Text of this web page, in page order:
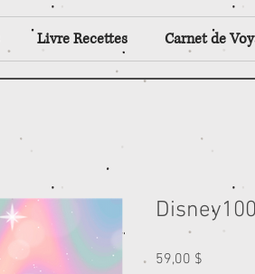
Livre Recettes Carnet de
Disney100
59,00 $